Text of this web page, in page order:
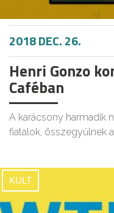
2018 DEC. 26.
Henri Gonzo
Caféban
A karácsony harmadik
fiatalok, összegyűlnek
KULT